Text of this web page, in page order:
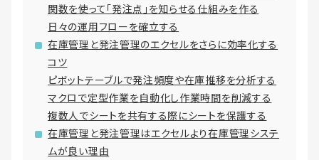
関数を使って「発注点」を知らせる仕組みを作る
日々の運用フローを確立する
在庫管理と発注管理のエクセルをさらに効率化する
コツ
ピボットテーブルで発注頻度や在庫推移を分析する
マクロで定型作業を自動化し作業時間を削減する
複数人でシートを共有する際にシートを保護する
在庫管理と発注管理はエクセルより在庫管理システ
ムが良い理由